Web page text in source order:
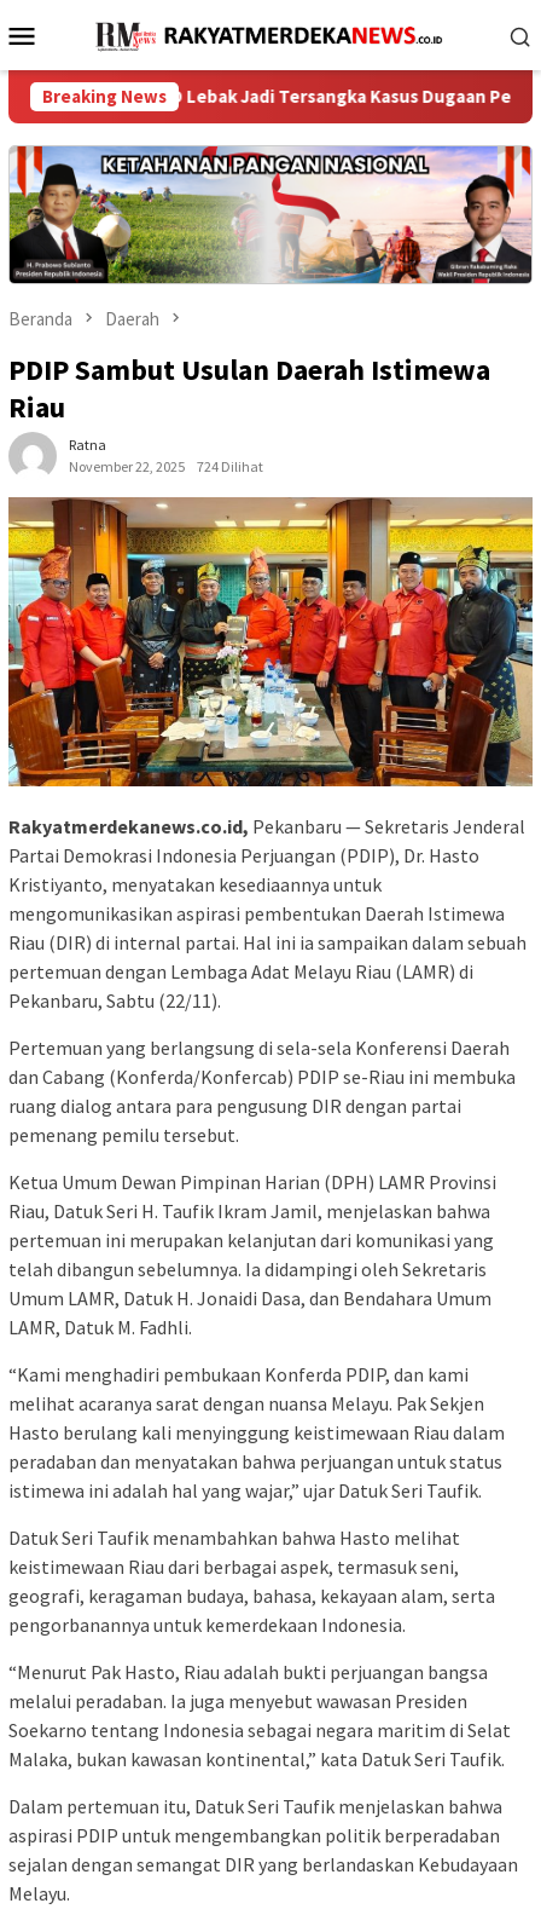
ke
Menu
Mobile
Breaking News
Lebak Jadi Tersangka Kasus Dugaan Penculikan Aktivis?
Beranda Daerah
PDIP Sambut Usulan Daerah Istimewa
Riau
Ratna
November 22, 2025
724 Dilihat
Rakyatmerdekanews.co.id, Pekanbaru — Sekretaris Jenderal
Partai Demokrasi Indonesia Perjuangan (PDIP), Dr. Hasto
Kristiyanto, menyatakan kesediaannya untuk
mengomunikasikan aspirasi pembentukan Daerah Istimewa
Riau (DIR) di internal partai. Hal ini ia sampaikan dalam sebuah
pertemuan dengan Lembaga Adat Melayu Riau (LAMR) di
Pekanbaru, Sabtu (22/11).
Pertemuan yang berlangsung di sela-sela Konferensi Daerah
dan Cabang (Konferda/Konfercab) PDIP se-Riau ini membuka
ruang dialog antara para pengusung DIR dengan partai
pemenang pemilu tersebut.
Ketua Umum Dewan Pimpinan Harian (DPH) LAMR Provinsi
Riau, Datuk Seri H. Taufik Ikram Jamil, menjelaskan bahwa
pertemuan ini merupakan kelanjutan dari komunikasi yang
telah dibangun sebelumnya. Ia didampingi oleh Sekretaris
Umum LAMR, Datuk H. Jonaidi Dasa, dan Bendahara Umum
LAMR, Datuk M. Fadhli.
“Kami menghadiri pembukaan Konferda PDIP, dan kami
melihat acaranya sarat dengan nuansa Melayu. Pak Sekjen
Hasto berulang kali menyinggung keistimewaan Riau dalam
peradaban dan menyatakan bahwa perjuangan untuk status
istimewa ini adalah hal yang wajar,” ujar Datuk Seri Taufik.
Datuk Seri Taufik menambahkan bahwa Hasto melihat
keistimewaan Riau dari berbagai aspek, termasuk seni,
geografi, keragaman budaya, bahasa, kekayaan alam, serta
pengorbanannya untuk kemerdekaan Indonesia.
“Menurut Pak Hasto, Riau adalah bukti perjuangan bangsa
melalui peradaban. Ia juga menyebut wawasan Presiden
Soekarno tentang Indonesia sebagai negara maritim di Selat
Malaka, bukan kawasan kontinental,” kata Datuk Seri Taufik.
Dalam pertemuan itu, Datuk Seri Taufik menjelaskan bahwa
aspirasi PDIP untuk mengembangkan politik berperadaban
sejalan dengan semangat DIR yang berlandaskan Kebudayaan
Melayu.